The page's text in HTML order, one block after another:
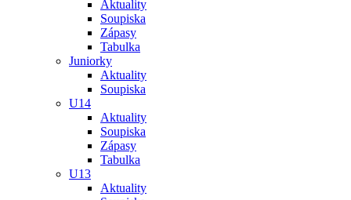
Aktuality
Soupiska
Zápasy
Tabulka
Juniorky
Aktuality
Soupiska
U14
Aktuality
Soupiska
Zápasy
Tabulka
U13
Aktuality